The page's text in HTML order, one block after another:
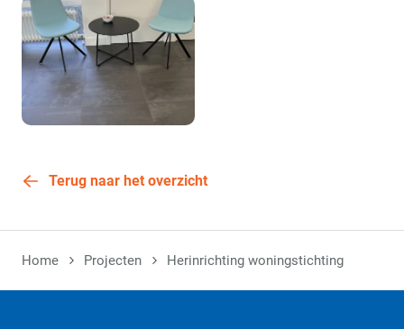
Terug naar het overzicht
Home Projecten Herinrichting woningstichting